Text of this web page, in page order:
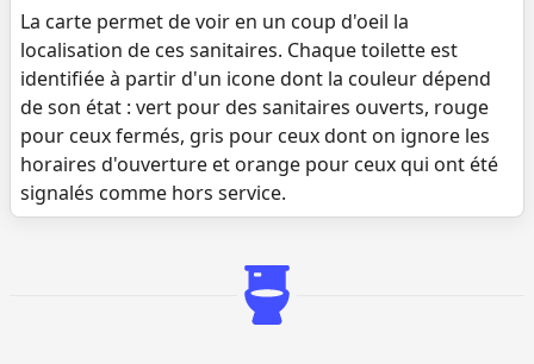
La carte permet de voir en un coup d'oeil la
localisation de ces sanitaires. Chaque toilette est
identifiée à partir d'un icone dont la couleur dépend
de son état : vert pour des sanitaires ouverts, rouge
pour ceux fermés, gris pour ceux dont on ignore les
horaires d'ouverture et orange pour ceux qui ont été
signalés comme hors service.